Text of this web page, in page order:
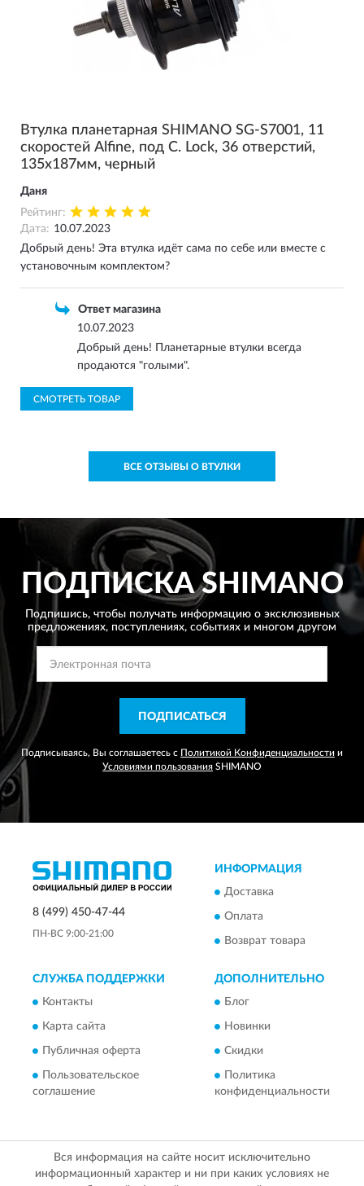
Втулка планетарная SHIMANO SG-S7001, 11
скоростей Alfine, под C. Lock, 36 отверстий,
135x187мм, черный
Даня
Рейтинг:
Дата: 10.07.2023
Добрый день! Эта втулка идёт сама по себе или вместе с
установочным комплектом?
Ответ магазина
10.07.2023
Добрый день! Планетарные втулки всегда
продаются "голыми".
СМОТРЕТЬ ТОВАР
ВСЕ ОТЗЫВЫ О ВТУЛКИ
ПОДПИСКАSHIMANO
Подпишись, чтобы получать информацию о эксклюзивных
предложениях, поступлениях, событиях и многом другом
ПОДПИСАТЬСЯ
Подписываясь, Вы соглашаетесь с Политикой Конфиденциальности и
Условиями пользования SHIMANO
8 (499) 450-47-44
ПН-ВС 9:00-21:00
ИНФОРМАЦИЯ
Доставка
Оплата
Возврат товара
СЛУЖБА ПОДДЕРЖКИ
Контакты
Карта сайта
Публичная оферта
Пользовательское
соглашение
ДОПОЛНИТЕЛЬНО
Блог
Новинки
Скидки
Политика
конфиденциальности
Вся информация на сайте носит исключительно
информационный характер и ни при каких условиях не